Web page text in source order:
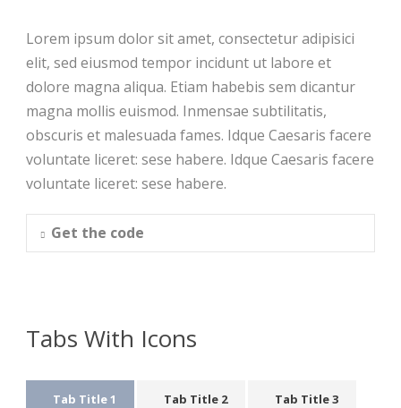
Lorem ipsum dolor sit amet, consectetur adipisici
elit, sed eiusmod tempor incidunt ut labore et
dolore magna aliqua. Etiam habebis sem dicantur
magna mollis euismod. Inmensae subtilitatis,
obscuris et malesuada fames. Idque Caesaris facere
voluntate liceret: sese habere. Idque Caesaris facere
voluntate liceret: sese habere.
Get the code
Tabs With Icons
Tab Title 1 Tab Title 2 Tab Title 3